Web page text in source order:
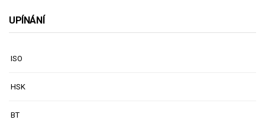
UPÍNÁNÍ
ISO
HSK
BT